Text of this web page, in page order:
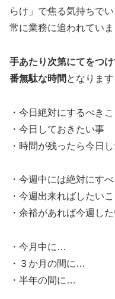
らけ」で焦る気持ちで
常に業務に追われていま
手あたり次第にてをつ
番無駄な時間 となります
・今日絶対にするべきこ
・今日しておきたい事
・時間が残ったら今日
・今週中には絶対にす
・今週出来ればしたいこ
・余裕があれば今週し
・今月中に…
・３か月の間に…
・半年の間に…